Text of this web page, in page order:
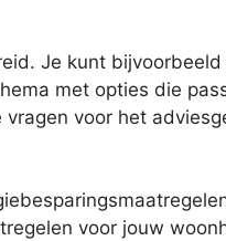
Je kunt
met opties die
voor het
voor jouw